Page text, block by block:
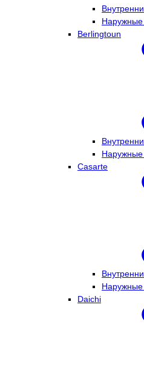
Наружные
Berlingtoun
Наружные
Casarte
Наружные
Daichi